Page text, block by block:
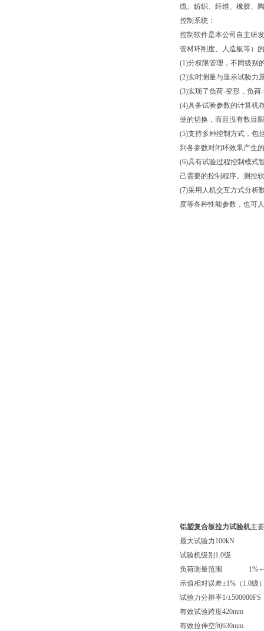
缆、纺织、纤维、橡胶、
控制系统：
控制软件是本公司自主研
管材环刚度、人造板等）
(1)分权限管理，不同级别
(2)实时测量与显示试验力
(3)实现了负荷-变形，负
(4)具备试验参数的计算机
便的切换，而且没有数目
(5)支持多种控制方式，包
到各参数对闭环效果产生
(6)具有试验过程控制模式
己需要的控制程序。测控
(7)采用人机交互方式分析
度等各种性能参数，也可
铝塑复合板拉力试验机主
最大试验力100kN
试验机级别 1.0级
负荷测量范围
1%～
示值相对误差±1%（1.0级
试验力分辨率1/
有效试验跨度420mm
有效拉伸空间630mm